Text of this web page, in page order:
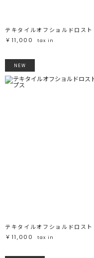
￥11,000
tax in
NEW
￥11,000
tax in